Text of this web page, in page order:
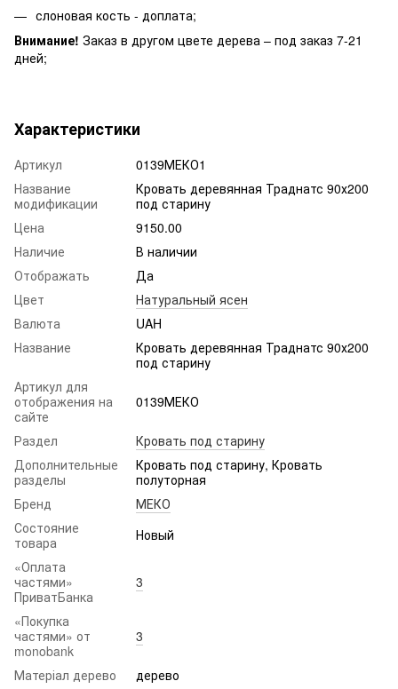
слоновая кость - доплата;
Внимание! Заказ в другом цвете дерева – под заказ 7-21
дней;
Характеристики
Артикул
0139МЕКО1
Название
модификации
Кровать деревянная Траднатс 90х200
под старину
Цена
9150.00
Наличие
В наличии
Отображать
Да
Цвет
Натуральный ясен
Валюта
UAH
Название
Кровать деревянная Траднатс 90х200
под старину
Артикул для
отображения на
сайте
0139МЕКО
Раздел
Кровать под старину
Дополнительные
разделы
Кровать под старину, Кровать
полуторная
Бренд
МЕКО
Состояние
товара
Новый
«Оплата
частями»
ПриватБанка
3
«Покупка
частями» от
monobank
3
Матеріал дерево
дерево